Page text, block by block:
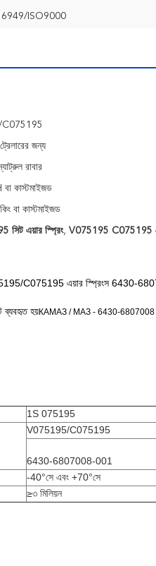
ISO9000
জন্য
রাবার
কাস্টমাইজড
বা কাস্টমাইজড
এয়ার স্প্রিং, V075195 C075195
C075195 এয়ার স্প্রিংস 6430-
ব্যবহৃত হয়КАМАЗ / МАЗ - 6430-6807008
1S 075195
V075195/C075195
6430-6807008-001
-40°সে এবং +70°সে
≥৩ মিলিয়ন